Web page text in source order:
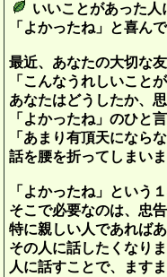
いいことがあった人
「よかったね」と喜ん
最近、あなたの大切な
「こんなうれしいこと
あなたはどうしたか、
「よかったね」のひと
「あまり有頂天になら
話を腰を折ってしまい
「よかったね」という
そこで必要なのは、忠
特に親しい人であれば
その人に話したくなり
人に話すことで、ます